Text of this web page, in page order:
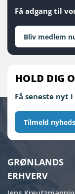
Få adgang til
Bliv medlem
HOLD DIG
Få seneste nyt
Tilmeld
GRØNLANDS
ERHVERV